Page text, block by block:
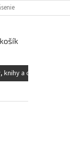
knihy a ostatné